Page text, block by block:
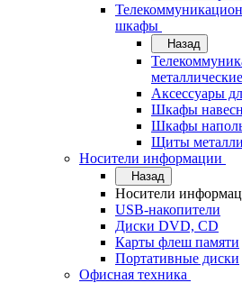
шкафы
Назад
Аксессуары
Шкафы
Шкафы
Щиты
Носители информации
Назад
Носители
USB-накопители
Диски DVD, CD
Карты флеш памяти
Портативные диски
Офисная техника